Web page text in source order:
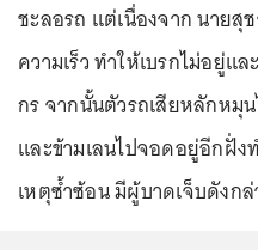
ชะลอรถ แต่เนื่องจาก นายสุ
ความเร็ว ทำให้เบรกไม่อยู่แ
กร จากนั้นตัวรถเสียหลักหมุน
และข้ามเลนไปจอดอยู่อีกฝั่ง
เหตุซ้ำซ้อน มีผู้บาดเจ็บดังกล่